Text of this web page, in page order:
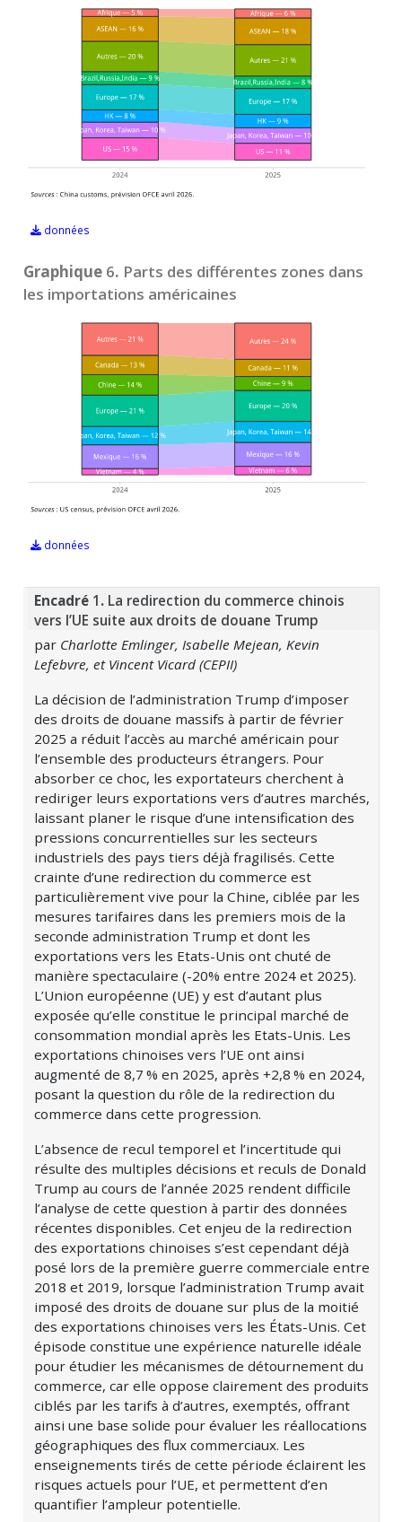
données
Graphique6. Parts des différentes zones dans
les importations américaines
données
Encadré 1 . La redirection du commerce chinois
vers l’UE suite aux droits de douane Trump
par Charlotte Emlinger, Isabelle Mejean, Kevin
Lefebvre, et Vincent Vicard (CEPII)
La décision de l’administration Trump d’imposer
des droits de douane massifs à partir de février
2025 a réduit l’accès au marché américain pour
l’ensemble des producteurs étrangers. Pour
absorber ce choc, les exportateurs cherchent à
rediriger leurs exportations vers d’autres marchés,
laissant planer le risque d’une intensification des
pressions concurrentielles sur les secteurs
industriels des pays tiers déjà fragilisés. Cette
crainte d’une redirection du commerce est
particulièrement vive pour la Chine, ciblée par les
mesures tarifaires dans les premiers mois de la
seconde administration Trump et dont les
exportations vers les Etats-Unis ont chuté de
manière spectaculaire (-20% entre 2024 et 2025).
L’Union européenne (UE) y est d’autant plus
exposée qu’elle constitue le principal marché de
consommation mondial après les Etats-Unis. Les
exportations chinoises vers l’UE ont ainsi
augmenté de8,7 % en 2025, après+2,8 % en 2024,
posant la question du rôle de la redirection du
commerce dans cette progression.
L’absence de recul temporel et l’incertitude qui
résulte des multiples décisions et reculs de Donald
Trump au cours de l’année 2025 rendent difficile
l’analyse de cette question à partir des données
récentes disponibles. Cet enjeu de la redirection
des exportations chinoises s’est cependant déjà
posé lors de la première guerre commerciale entre
2018 et 2019, lorsque l’administration Trump avait
imposé des droits de douane sur plus de la moitié
des exportations chinoises vers les États-Unis. Cet
épisode constitue une expérience naturelle idéale
pour étudier les mécanismes de détournement du
commerce, car elle oppose clairement des produits
ciblés par les tarifs à d’autres, exemptés, offrant
ainsi une base solide pour évaluer les réallocations
géographiques des flux commerciaux. Les
enseignements tirés de cette période éclairent les
risques actuels pour l’UE, et permettent d’en
quantifier l’ampleur potentielle.